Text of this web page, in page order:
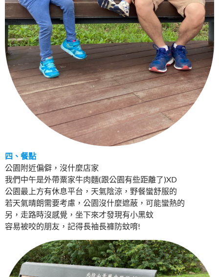
四、餐點
公園附近偏僻，沒什麼店家
我們中午是外帶粟家牛肉麵(跟公園有些距離了)XD
公園最上方有休息平台，天氣陰涼，野餐蠻舒服的
若天氣晴朗需要考慮，公園沒什麼遮蔽，可能蠻熱的
另，走路時沒感覺，坐下來才發現有小黑蚊
容易被咬的朋友，記得長袖長褲防蚊唷!